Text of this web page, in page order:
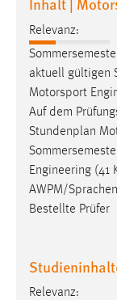
Relevanz:
aktuell gültigen
Motorsport
Auf dem
Stundenplan
Engineering (41
AWPM/
Bestellte Prüfer
Relevanz: